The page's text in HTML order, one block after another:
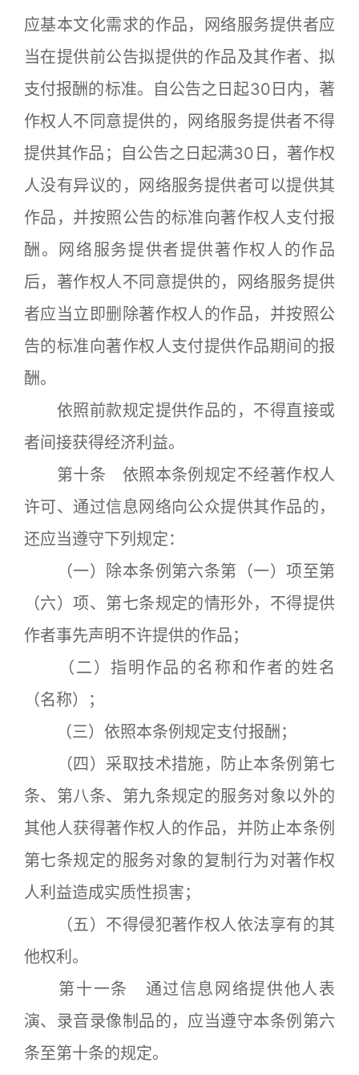
应基本文化需求的作品，网络服务提供者应
当在提供前公告拟提供的作品及其作者、拟
支付报酬的标准。自公告之日起30日内，著
作权人不同意提供的，网络服务提供者不得
提供其作品；自公告之日起满30日，著作权
人没有异议的，网络服务提供者可以提供其
作品，并按照公告的标准向著作权人支付报
酬。网络服务提供者提供著作权人的作品
后，著作权人不同意提供的，网络服务提供
者应当立即删除著作权人的作品，并按照公
告的标准向著作权人支付提供作品期间的报
酬。
依照前款规定提供作品的，不得直接或
者间接获得经济利益。
第十条 依照本条例规定不经著作权人
许可、通过信息网络向公众提供其作品的，
还应当遵守下列规定：
（一）除本条例第六条第（一）项至第
（六）项、第七条规定的情形外，不得提供
作者事先声明不许提供的作品；
（二）指明作品的名称和作者的姓名
（名称）；
（三）依照本条例规定支付报酬；
（四）采取技术措施，防止本条例第七
条、第八条、第九条规定的服务对象以外的
其他人获得著作权人的作品，并防止本条例
第七条规定的服务对象的复制行为对著作权
人利益造成实质性损害；
（五）不得侵犯著作权人依法享有的其
他权利。
第十一条 通过信息网络提供他人表
演、录音录像制品的，应当遵守本条例第六
条至第十条的规定。